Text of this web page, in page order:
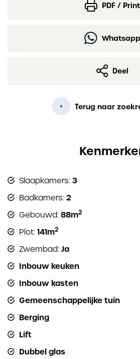
PDF / Print
Whatsapp
Deel
Terug naar
Slaapkamers: 3
Badkamers: 2
Gebouwd: 88m2
Plot: 141m2
Zwembad: Ja
Inbouw keuken
Inbouw kasten
Gemeenschappelijke tuin
Berging
Lift
Dubbel glas